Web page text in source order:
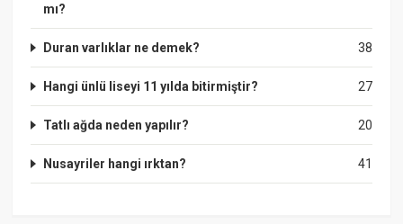
mı?
38
Duran varlıklar ne demek?
27
Hangi ünlü liseyi 11 yılda bitirmiştir?
20
Tatlı ağda neden yapılır?
41
Nusayriler hangi ırktan?